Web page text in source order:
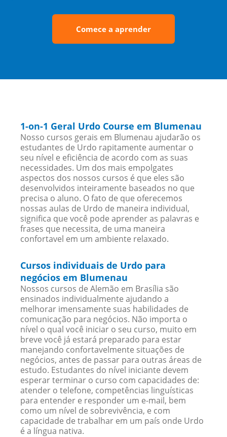
Comece a aprender
1-on-1 Geral Urdo Course em Blumenau
Nosso cursos gerais em Blumenau ajudarão os
estudantes de Urdo rapitamente aumentar o
seu nível e eficiência de acordo com as suas
necessidades. Um dos mais empolgates
aspectos dos nossos cursos é que eles são
desenvolvidos inteiramente baseados no que
precisa o aluno. O fato de que oferecemos
nossas aulas de Urdo de maneira individual,
significa que você pode aprender as palavras e
frases que necessita, de uma maneira
confortavel em um ambiente relaxado.
Cursos individuais de Urdo para
negócios em Blumenau
Nossos cursos de Alemão em Brasília são
ensinados individualmente ajudando a
melhorar imensamente suas habilidades de
comunicação para negócios. Não importa o
nível o qual você iniciar o seu curso, muito em
breve você já estará preparado para estar
manejando confortavelmente situações de
negócios, antes de passar para outras áreas de
estudo. Estudantes do nível iniciante devem
esperar terminar o curso com capacidades de:
atender o telefone, competências linguísticas
para entender e responder um e-mail, bem
como um nível de sobrevivência, e com
capacidade de trabalhar em um país onde Urdo
é a língua nativa.